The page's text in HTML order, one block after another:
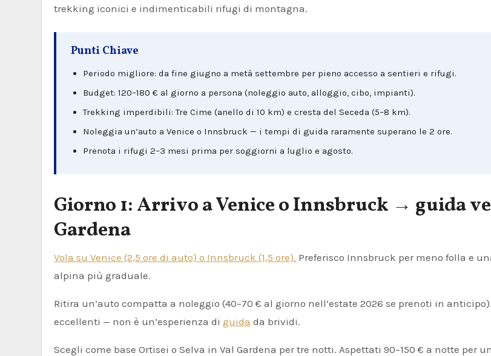
trekking iconici e indimenticabili rifugi di montagna.
Punti Chiave
Periodo migliore: da fine giugno a metà settembre per pieno accesso a sentieri e rifugi.
Budget: 120–180 € al giorno a persona (noleggio auto, alloggio, cibo, impianti).
Trekking imperdibili: Tre Cime (anello di 10 km) e cresta del Seceda (5–8 km).
Noleggia un’auto a Venice o Innsbruck — i tempi di guida raramente superano le 2 ore.
Prenota i rifugi 2–3 mesi prima per soggiorni a luglio e agosto.
Giorno 1: Arrivo a Venice o Innsbruck → guida
Gardena
Vola su Venice (2,5 ore di auto) o Innsbruck (1,5 ore). Preferisco Innsbruck per meno folla e
alpina più graduale.
Ritira un’auto compatta a noleggio (40–70 € al giorno nell’estate 2026 se prenoti in
eccellenti — non è un’esperienza di guida da brividi.
Scegli come base Ortisei o Selva in Val Gardena per tre notti. Aspettati 90–150 € a notte per